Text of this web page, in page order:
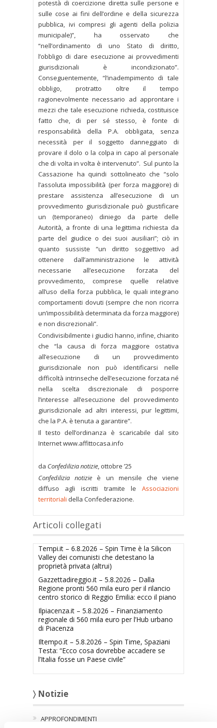
potestà di coercizione diretta sulle persone e
sulle cose ai fini dell’ordine e della sicurezza
pubblica, ivi compresi gli agenti della polizia
municipale)”, ha osservato che
“nell’ordinamento di uno Stato di diritto,
l’obbligo di dare esecuzione ai provvedimenti
giurisdizionali è incondizionato”.
Conseguentemente, “l’inadempimento di tale
obbligo, protratto oltre il tempo
ragionevolmente necessario ad approntare i
mezzi che tale esecuzione richieda, costituisce
fatto che, di per sé stesso, è fonte di
responsabilità della P.A. obbligata, senza
necessità per il soggetto danneggiato di
provare il dolo o la colpa in capo al personale
che di volta in volta è intervenuto”. Sul punto la
Cassazione ha quindi sottolineato che “solo
l’assoluta impossibilità (per forza maggiore) di
prestare assistenza all’esecuzione di un
provvedimento giurisdizionale può giustificare
un (temporaneo) diniego da parte delle
Autorità, a fronte di una legittima richiesta da
parte del giudice o dei suoi ausiliari”; ciò in
quanto sussiste “un diritto soggettivo ad
ottenere dall’amministrazione le attività
necessarie all’esecuzione forzata del
provvedimento, comprese quelle relative
all’uso della forza pubblica, le quali integrano
comportamenti dovuti (sempre che non ricorra
un’impossibilità determinata da forza maggiore)
e non discrezionali”.
Condivisibilmente i giudici hanno, infine, chiarito
che “la causa di forza maggiore ostativa
all’esecuzione di un provvedimento
giurisdizionale non può identificarsi nelle
difficoltà intrinseche dell’esecuzione forzata né
nella scelta discrezionale di posporre
l’interesse all’esecuzione del provvedimento
giurisdizionale ad altri interessi, pur legittimi,
che la P.A. è tenuta a garantire”.
Il testo dell’ordinanza è scaricabile dal sito
Internet www.affittocasa.info
da Confedilizia notizie, ottobre ’25
Confedilizia notizie è un mensile che viene
diffuso agli iscritti tramite le Associazioni
territoriali della Confederazione.
Articoli collegati
Tempi.it – 6.8.2026 – Spin Time è la Silicon
Valley dei comunisti che detestano la
proprietà privata (altrui)
Gazzettadireggio.it – 5.8.2026 – Dalla
Regione pronti 560 mila euro per il rilancio
centro storico di Reggio Emilia: ecco il piano
Ilpiacenza.it – 5.8.2026 – Finanziamento
regionale di 560 mila euro per l’Hub urbano
di Piacenza
Iltempo.it – 5.8.2026 – Spin Time, Spaziani
Testa: “Ecco cosa dovrebbe accadere se
l’Italia fosse un Paese civile”
〉 Notizie
APPROFONDIMENTI